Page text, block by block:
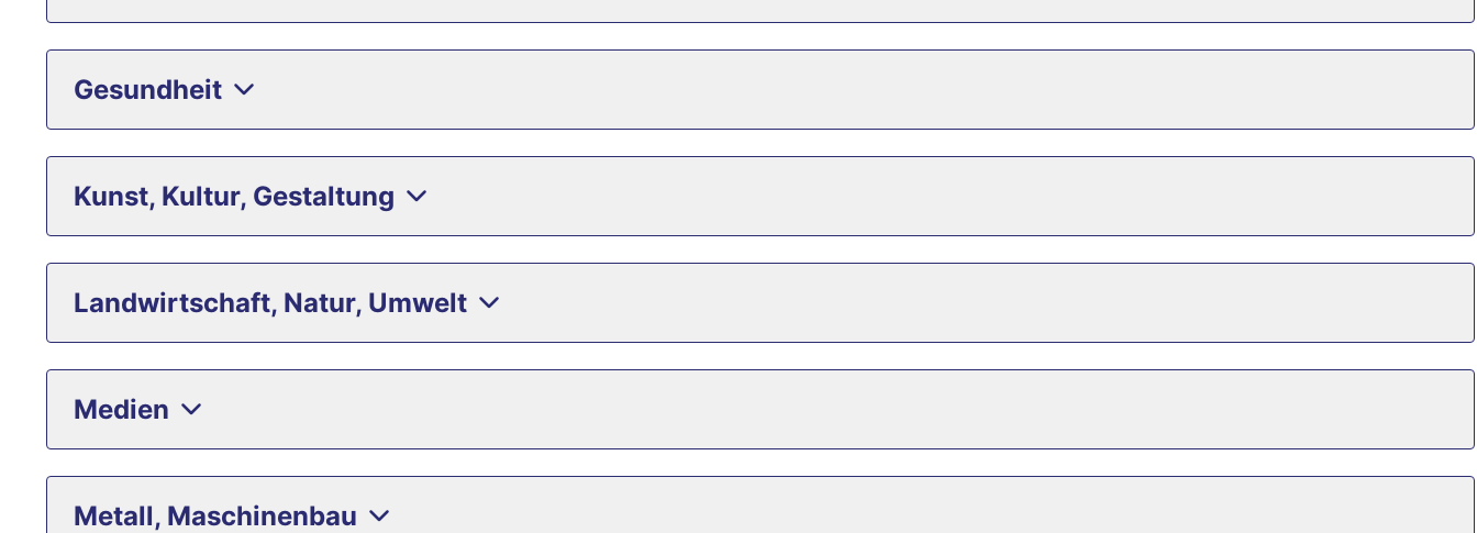
Gesundheit
Kunst, Kultur, Gestaltung
Landwirtschaft, Natur, Umwelt
Medien
Metall, Maschinenbau